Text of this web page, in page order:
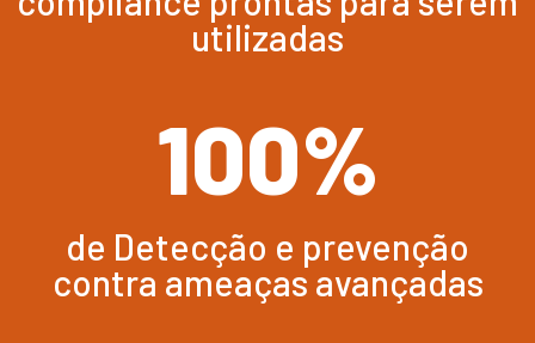
utilizadas
100%
de Detecção e prevenção
contra ameaças avançadas